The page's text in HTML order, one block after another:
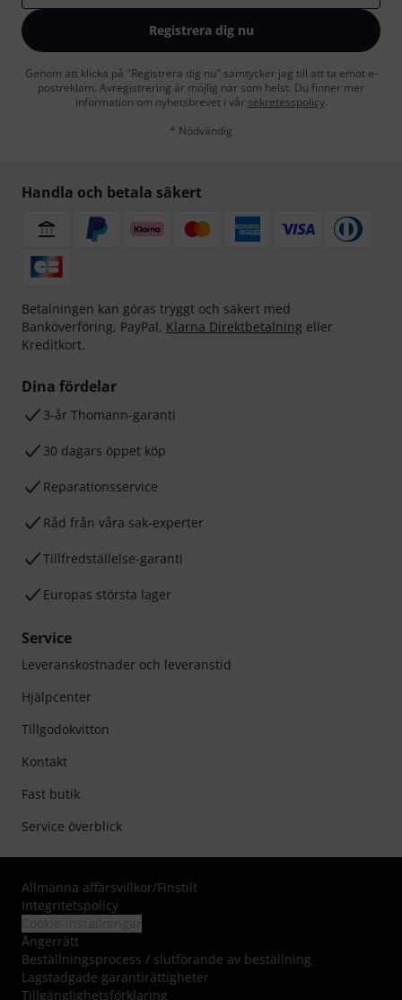
Registrera dig nu
Genom att klicka på "Registrera dig nu" samtycker jag till att ta emot e-
postreklam. Avregistrering är möjlig när som helst. Du finner mer
information om nyhetsbrevet i vår sekretesspolicy.
* Nödvändig
Handla och betala säkert
Betalningen kan göras tryggt och säkert med
Banköverföring, PayPal, Klarna Direktbetalning eller
Kreditkort.
Dina fördelar
3-år Thomann-garanti
30 dagars öppet köp
Reparationsservice
Råd från våra sak-experter
Tillfredställelse-garanti
Europas största lager
Service
Leveranskostnader och leveranstid
Hjälpcenter
Tillgodokvitton
Kontakt
Fast butik
Service överblick
Allmänna affärsvillkor/Finstilt
Integritetspolicy
Ångerrätt
Beställningsprocess / slutförande av beställning
Lagstadgade garantirättigheter
Tillgänglighetsförklaring